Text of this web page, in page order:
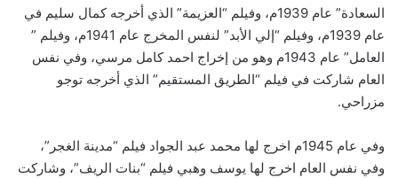
السعادة” عام 1939م، وفيلم “العزيمة” الذي أخرجه كمال سليم في
عام 1939م، وفيلم “إلي الأبد” لنفس المخرج عام 1941م، وفيلم ”
العامل” عام 1943م وهو من إخراج احمد كامل مرسي، وفي نفس
العام شاركت في فيلم “الطريق المستقيم” الذي أخرجه توجو
مزراحي.
وفي عام 1945م اخرج لها محمد عبد الجواد فيلم “مدينة الغجر”،
وفي نفس العام اخرج لها يوسف وهبي فيلم “بنات الريف”، وشاركت